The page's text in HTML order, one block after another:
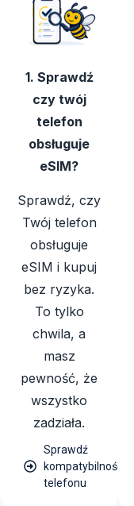
1. Sprawdź
czy twój
telefon
obsługuje
eSIM?
Sprawdź, czy
Twój telefon
obsługuje
eSIM i kupuj
bez ryzyka.
To tylko
chwila, a
masz
pewność, że
wszystko
zadziała.
Sprawdź
kompatybilność
telefonu